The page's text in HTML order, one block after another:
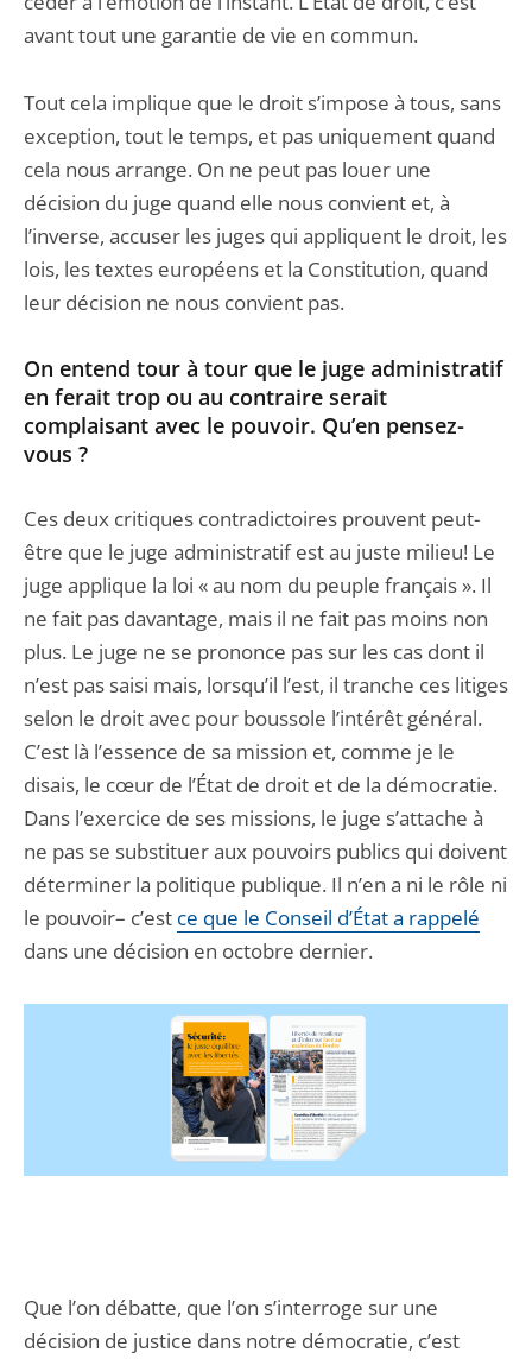
avant tout une garantie de vie en commun.
Tout cela implique que le droit s’impose à tous, sans
exception, tout le temps, et pas uniquement quand
cela nous arrange. On ne peut pas louer une
décision du juge quand elle nous convient et, à
l’inverse, accuser les juges qui appliquent le droit, les
lois, les textes européens et la Constitution, quand
leur décision ne nous convient pas.
On entend tour à tour que le juge administratif
en ferait trop ou au contraire serait
complaisant avec le pouvoir. Qu’en pensez-
vous ?
Ces deux critiques contradictoires prouvent peut-
être que le juge administratif est au juste milieu! Le
juge applique la loi « au nom du peuple français ». Il
ne fait pas davantage, mais il ne fait pas moins non
plus. Le juge ne se prononce pas sur les cas dont il
n’est pas saisi mais, lorsqu’il l’est, il tranche ces litiges
selon le droit avec pour boussole l’intérêt général.
C’est là l’essence de sa mission et, comme je le
disais, le cœur de l’État de droit et de la démocratie.
Dans l’exercice de ses missions, le juge s’attache à
ne pas se substituer aux pouvoirs publics qui doivent
déterminer la politique publique. Il n’en a ni le rôle ni
le pouvoir– c’est ce que le Conseil d’État a rappelé
dans une décision en octobre dernier.
Que l’on débatte, que l’on s’interroge sur une
décision de justice dans notre démocratie, c’est